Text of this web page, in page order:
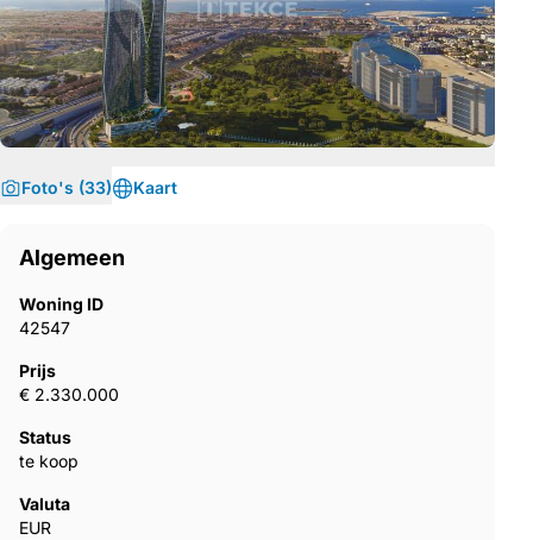
Foto's (33) Kaart
Algemeen
Woning ID
42547
Prijs
€ 2.330.000
Status
te koop
Valuta
EUR